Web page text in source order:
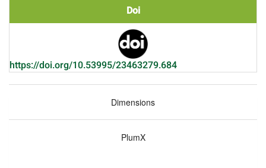
Doi
https://doi.org/10.53995/23463279.684
Dimensions
PlumX